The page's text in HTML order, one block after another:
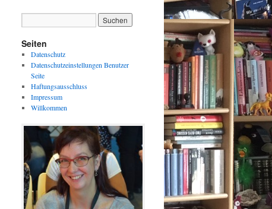
Seiten
Datenschutz
Datenschutzeinstellungen Benutzer
Seite
Haftungsausschluss
Impressum
Willkommen